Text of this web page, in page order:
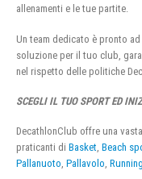
allenamenti e le tue partite.
Un team dedicato è pronto
soluzione per il tuo club,
nel rispetto delle politiche
SCEGLI IL TUO SPORT ED
DecathlonClub offre una
praticanti di Basket, Beach
Pallanuoto, Pallavolo, Running